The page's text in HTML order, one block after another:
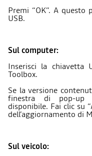
Premi “OK”. A
USB.
Sul computer:
Inserisci la chiavetta
Toolbox.
Se la versione
finestra di pop-up
disponibile. Fai clic su
dell’aggiornamento di
Sul veicolo: